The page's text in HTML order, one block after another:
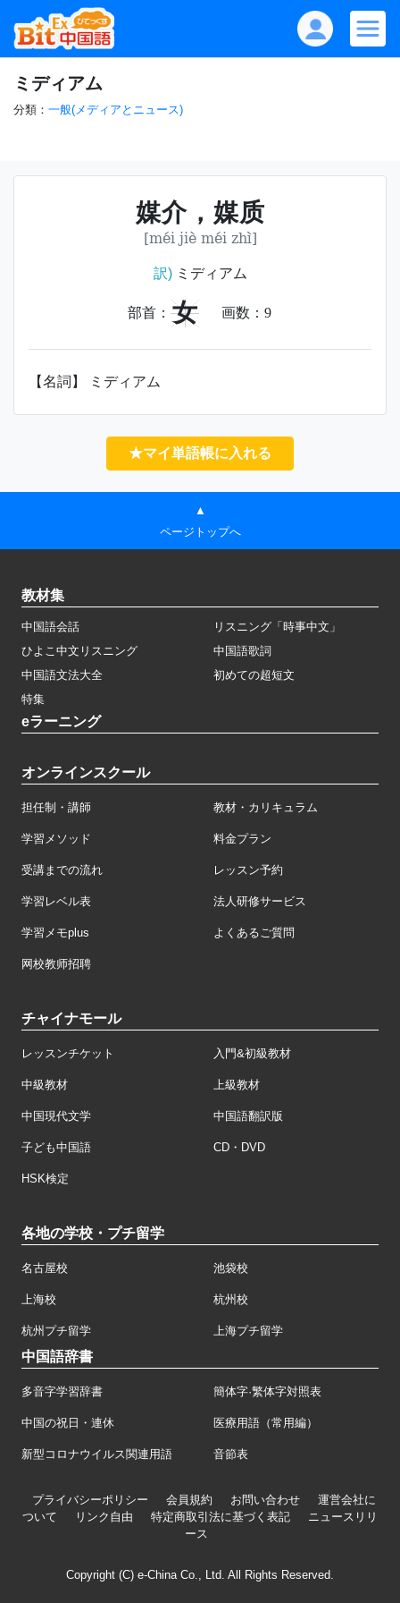
ミディアム
分類： 一般(メディアとニュース)
媒介，媒质
[méi jiè méi zhì]
訳)ミディアム
部首： 女 画数： 9
【名詞】 ミディアム
★マイ単語帳に入れる
▲
ページトップへ
教材集
中国語会話
リスニング「時事中文」
ひよこ中文リスニング
中国語歌詞
中国語文法大全
初めての超短文
特集
eラーニング
オンラインスクール
担任制・講師 教材・カリキュラム
学習メソッド 料金プラン
受講までの流れ レッスン予約
学習レベル表 法人研修サービス
学習メモplus よくあるご質問
网校教师招聘
チャイナモール
レッスンチケット 入門&初級教材
中級教材 上級教材
中国現代文学 中国語翻訳版
子ども中国語 CD・DVD
HSK検定
各地の学校・プチ留学
名古屋校 池袋校
上海校 杭州校
杭州プチ留学 上海プチ留学
中国語辞書
多音字学習辞書 簡体字·繁体字対照表
中国の祝日・連休 医療用語（常用編）
新型コロナウイルス関連用語 音節表
プライバシーポリシー 会員規約 お問い合わせ
運営会社に
ついて
リンク自由 特定商取引法に基づく表記
ニュースリリ
ース
Copyright (C) e-China Co., Ltd. All Rights Reserved.